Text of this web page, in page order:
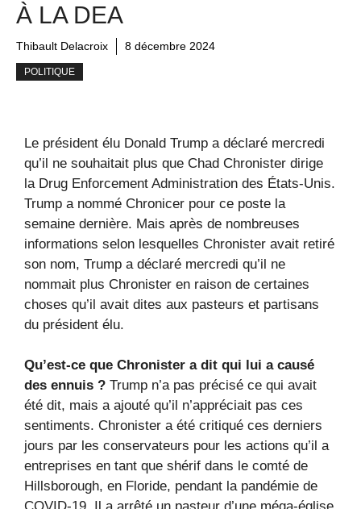
À LA DEA
Thibault Delacroix 8 décembre 2024
POLITIQUE
Le président élu Donald Trump a déclaré mercredi
qu’il ne souhaitait plus que Chad Chronister dirige
la Drug Enforcement Administration des États-Unis.
Trump a nommé Chronicer pour ce poste la
semaine dernière. Mais après de nombreuses
informations selon lesquelles Chronister avait retiré
son nom, Trump a déclaré mercredi qu’il ne
nommait plus Chronister en raison de certaines
choses qu’il avait dites aux pasteurs et partisans
du président élu.
Qu’est-ce que Chronister a dit qui lui a causé
des ennuis ? Trump n’a pas précisé ce qui avait
été dit, mais a ajouté qu’il n’appréciait pas ces
sentiments. Chronister a été critiqué ces derniers
jours par les conservateurs pour les actions qu’il a
entreprises en tant que shérif dans le comté de
Hillsborough, en Floride, pendant la pandémie de